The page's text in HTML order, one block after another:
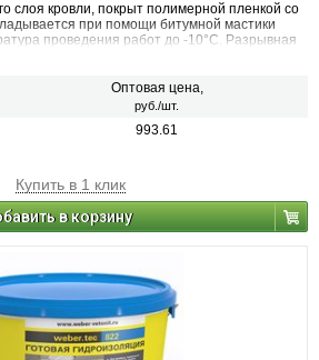
слоя кровли, покрыт полимерной пленкой со
при помощи битумной мастики
проведения работ до -10°С. Разрывная
Оптовая цена,
руб./шт.
993.61
Купить в 1 клик
в корзину